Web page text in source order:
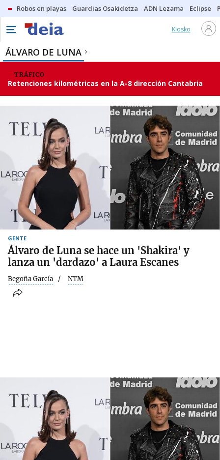
Robos en playas Guardias Osakidetza ADN Lezama Eclipse
Kiosko
ÁLVARO DE LUNA
TRÁFICO
Retenciones kilométricas en la A-8 dirección Cantabria
GENTE
Álvaro de Luna se hace un 'Shakira' y
lanza un 'dardazo' a Laura Escanes
Begoña García NTM